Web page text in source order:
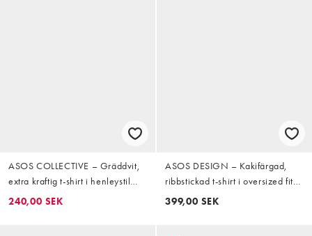
ASOS COLLECTIVE – Gräddvit,
extra kraftig t-shirt i henleystil
och oversize med boxig
240,00 SEK
ASOS DESIGN – Kakifärgad,
ribbstickad t-shirt i oversized fit
med långa ärmar
399,00 SEK